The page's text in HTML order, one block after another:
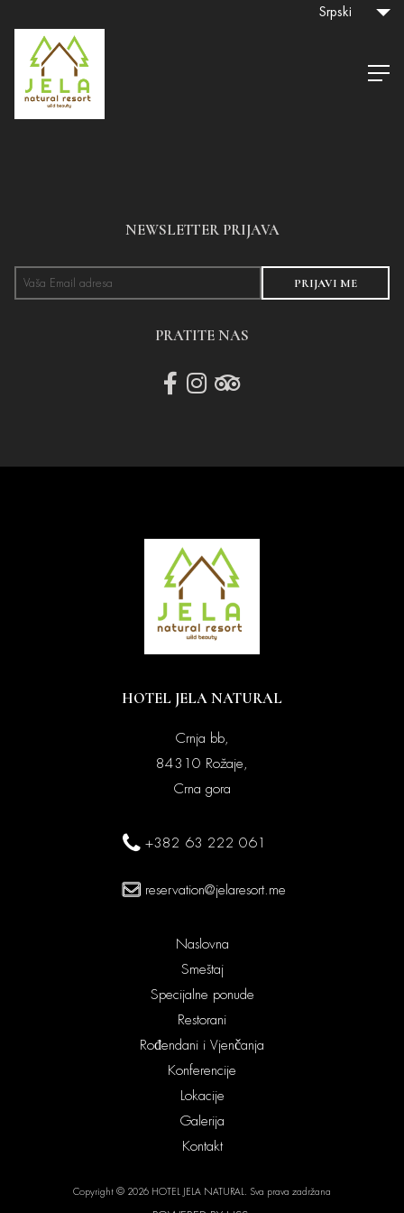
Srpski
NEWSLETTER PRIJAVA
PRIJAVI ME
PRATITE NAS
HOTEL JELA NATURAL
Crnja bb,
84310 Rožaje,
Crna gora
+382 63 222 061
reservation@jelaresort.me
Naslovna
Smeštaj
Specijalne ponude
Restorani
Rođendani i Vjenčanja
Konferencije
Lokacije
Galerija
Kontakt
Copyright © 2026 HOTEL JELA NATURAL. Sva prava zadržana